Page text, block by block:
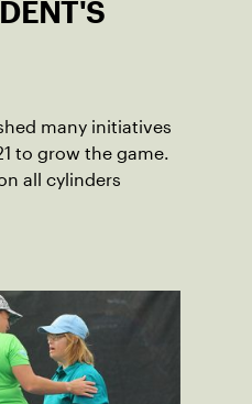
many initiatives
to grow the game.
all cylinders